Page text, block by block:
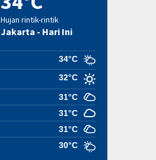
Hujan rintik-rintik
Jakarta - Hari Ini
34°C
32°C
31°C
31°C
31°C
30°C